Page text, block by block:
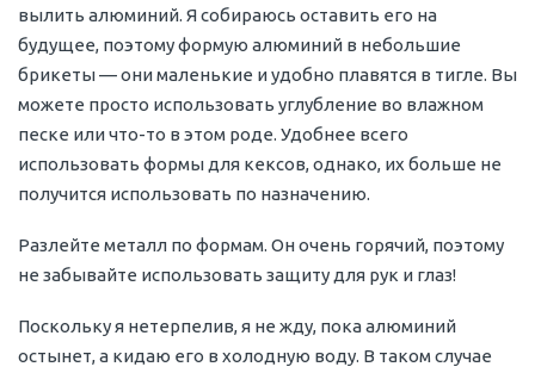
вылить алюминий. Я собираюсь оставить его на
будущее, поэтому формую алюминий в небольшие
брикеты — они маленькие и удобно плавятся в тигле. Вы
можете просто использовать углубление во влажном
песке или что-то в этом роде. Удобнее всего
использовать формы для кексов, однако, их больше не
получится использовать по назначению.
Разлейте металл по формам. Он очень горячий, поэтому
не забывайте использовать защиту для рук и глаз!
Поскольку я нетерпелив, я не жду, пока алюминий
остынет, а кидаю его в холодную воду. В таком случае